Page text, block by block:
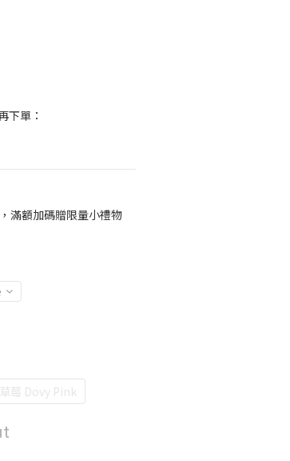
下單：
滿額加碼贈限量小禮物
莓 Dovy Pink